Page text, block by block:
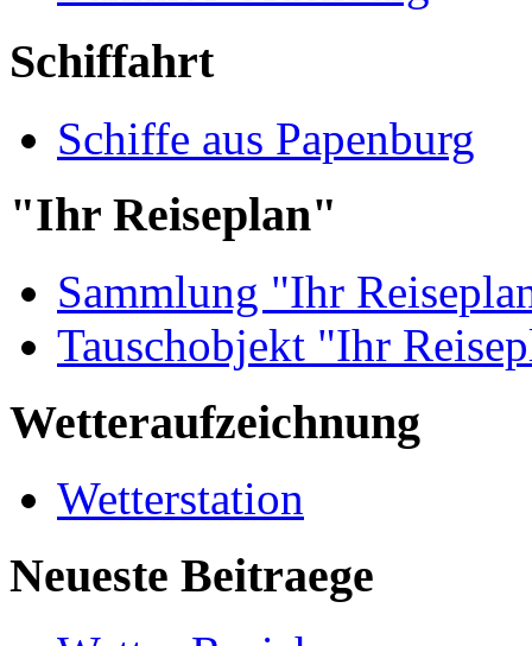
Schiffahrt
Schiffe aus Papenburg
"Ihr Reiseplan"
Sammlung "Ihr
Tauschobjekt "Ihr
Wetteraufzeichnung
Wetterstation
Neueste Beitraege